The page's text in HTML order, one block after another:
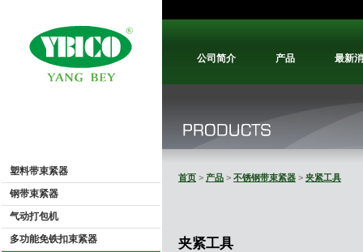
塑料带束紧器
钢带束紧器
气动打包机
多功能免铁扣束紧器
公司简介 产品 最新
首页 > 产品 > 不锈钢带束紧器 > 夹紧工具
夹紧工具